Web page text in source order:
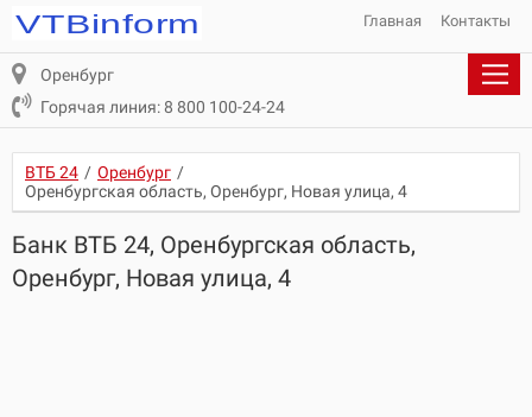
Главная Контакты
Оренбург
Горячая линия: 8 800 100-24-24
ВТБ 24 / Оренбург /
Оренбургская область, Оренбург, Новая улица, 4
Банк ВТБ 24, Оренбургская область,
Оренбург, Новая улица, 4